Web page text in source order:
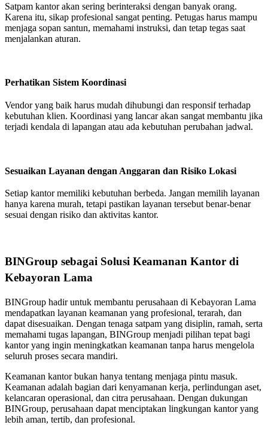
Satpam kantor akan sering berinteraksi dengan banyak orang.
Karena itu, sikap profesional sangat penting. Petugas harus mampu
menjaga sopan santun, memahami instruksi, dan tetap tegas saat
menjalankan aturan.
Perhatikan Sistem Koordinasi
Vendor yang baik harus mudah dihubungi dan responsif terhadap
kebutuhan klien. Koordinasi yang lancar akan sangat membantu jika
terjadi kendala di lapangan atau ada kebutuhan perubahan jadwal.
Sesuaikan Layanan dengan Anggaran dan Risiko Lokasi
Setiap kantor memiliki kebutuhan berbeda. Jangan memilih layanan
hanya karena murah, tetapi pastikan layanan tersebut benar-benar
sesuai dengan risiko dan aktivitas kantor.
BINGroup sebagai Solusi Keamanan Kantor di
Kebayoran Lama
BINGroup hadir untuk membantu perusahaan di Kebayoran Lama
mendapatkan layanan keamanan yang profesional, terarah, dan
dapat disesuaikan. Dengan tenaga satpam yang disiplin, ramah, serta
memahami tugas lapangan, BINGroup menjadi pilihan tepat bagi
kantor yang ingin meningkatkan keamanan tanpa harus mengelola
seluruh proses secara mandiri.
Keamanan kantor bukan hanya tentang menjaga pintu masuk.
Keamanan adalah bagian dari kenyamanan kerja, perlindungan aset,
kelancaran operasional, dan citra perusahaan. Dengan dukungan
BINGroup, perusahaan dapat menciptakan lingkungan kantor yang
lebih aman, tertib, dan profesional.